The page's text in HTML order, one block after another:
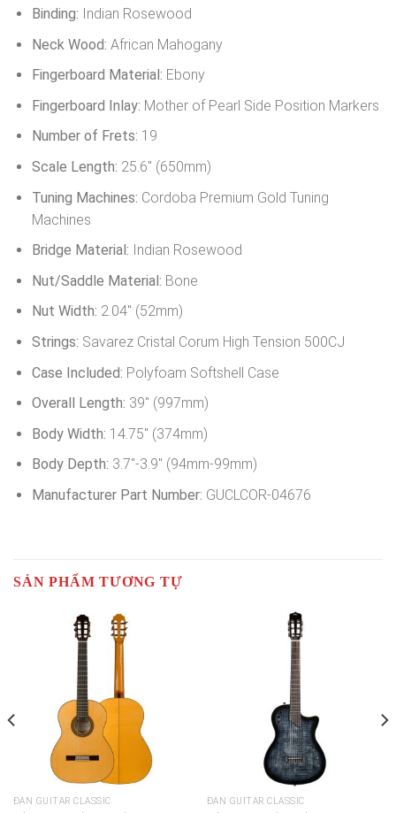
Binding: Indian Rosewood
Neck Wood: African Mahogany
Fingerboard Material: Ebony
Fingerboard Inlay: Mother of Pearl Side Position Markers
Number of Frets: 19
Scale Length: 25.6″ (650mm)
Tuning Machines: Cordoba Premium Gold Tuning
Machines
Bridge Material: Indian Rosewood
Nut/Saddle Material: Bone
Nut Width: 2.04″ (52mm)
Strings: Savarez Cristal Corum High Tension 500CJ
Case Included: Polyfoam Softshell Case
Overall Length: 39″ (997mm)
Body Width: 14.75″ (374mm)
Body Depth: 3.7″-3.9″ (94mm-99mm)
Manufacturer Part Number: GUCLCOR-04676
SẢN PHẨM TƯƠNG TỰ
ĐÀN GUITAR CLASSIC ĐÀN GUITAR CLASSIC